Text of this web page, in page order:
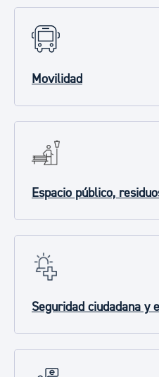
Movilidad
Espacio público,
Seguridad ciudadana y